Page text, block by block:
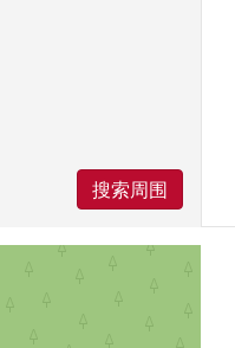
搜索周围